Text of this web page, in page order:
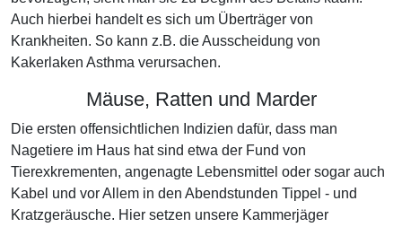
Auch hierbei handelt es sich um Überträger von
Krankheiten. So kann z.B. die Ausscheidung von
Kakerlaken Asthma verursachen.
Mäuse, Ratten und Marder
Die ersten offensichtlichen Indizien dafür, dass man
Nagetiere im Haus hat sind etwa der Fund von
Tierexkrementen, angenagte Lebensmittel oder sogar auch
Kabel und vor Allem in den Abendstunden Tippel - und
Kratzgeräusche. Hier setzen unsere Kammerjäger